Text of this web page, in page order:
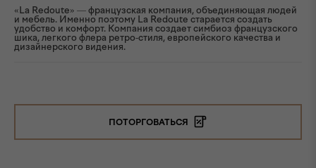
«La Redoute» — французская компания, объединяющая людей
и мебель. Именно поэтому La Redoute старается создать
удобство и комфорт. Компания создает симбиоз французского
шика, легкого флера ретро-стиля, европейского качества и
дизайнерского видения.
ПОТОРГОВАТЬСЯ